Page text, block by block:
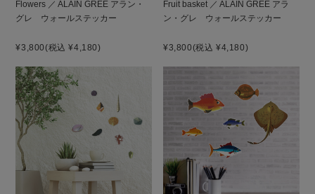
Flowers ／ ALAIN GREE アラン・
グレ ウォールステッカー
¥3,800(税込 ¥4,180)
Fruit basket ／ ALAIN GREE アラ
ン・グレ ウォールステッカー
¥3,800(税込 ¥4,180)